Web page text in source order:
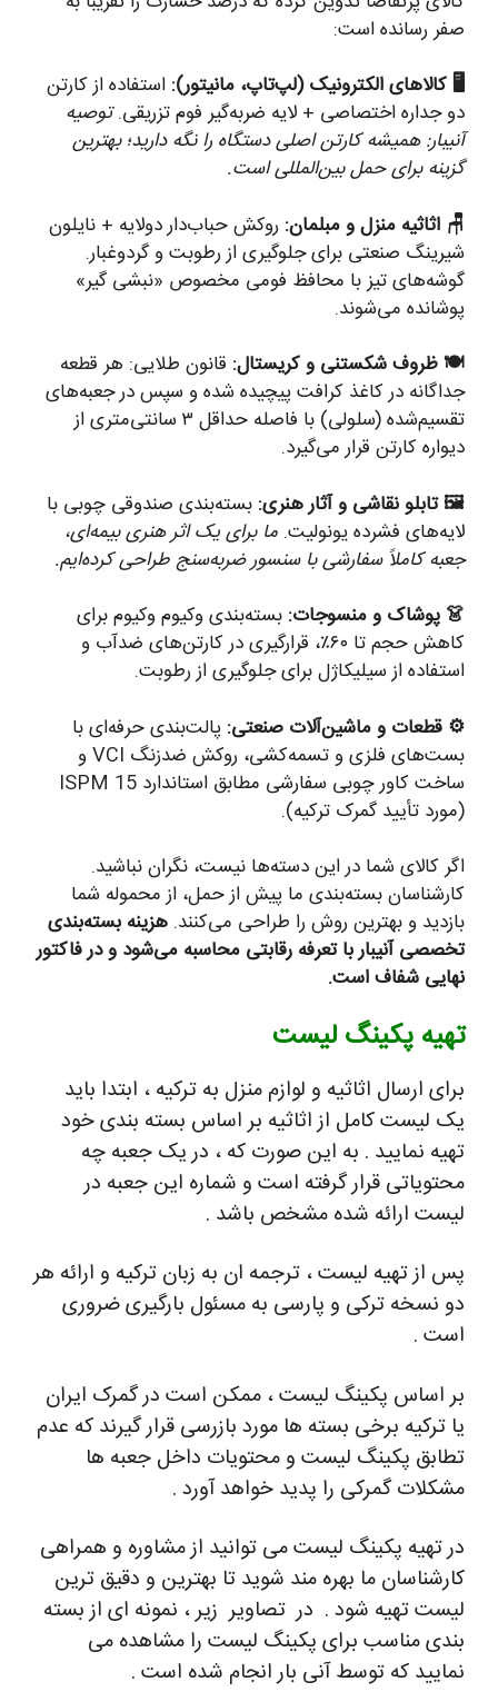
صفر رسانده است:
🖥️ کالاهای الکترونیک (لپ‌تاپ، مانیتور): استفاده از کارتن
دو جداره اختصاصی + لایه ضربه‌گیر فوم تزریقی.توصیه
آنیبار: همیشه کارتن اصلی دستگاه را نگه دارید؛ بهترین
گزینه برای حمل بین‌المللی است.
🪑 اثاثیه منزل و مبلمان: روکش حباب‌دار دولایه + نایلون
شیرینگ صنعتی برای جلوگیری از رطوبت و گردوغبار.
گوشه‌های تیز با محافظ فومی مخصوص «نبشی گیر»
پوشانده می‌شوند.
🍽️ ظروف شکستنی و کریستال: قانون طلایی: هر قطعه
جداگانه در کاغذ کرافت پیچیده شده و سپس در جعبه‌های
تقسیم‌شده (سلولی) با فاصله حداقل ۳ سانتی‌متری از
دیواره کارتن قرار می‌گیرد.
🖼️ تابلو نقاشی و آثار هنری: بسته‌بندی صندوقی چوبی با
لایه‌های فشرده یونولیت. ما برای یک اثر هنری بیمه‌ای،
جعبه کاملاً سفارشی با سنسور ضربه‌سنج طراحی کرده‌ایم.
👗 پوشاک و منسوجات: بسته‌بندی وکیوم وکیوم برای
کاهش حجم تا ۶۰٪، قرارگیری در کارتن‌های ضدآب و
استفاده از سیلیکاژل برای جلوگیری از رطوبت.
⚙️ قطعات و ماشین‌آلات صنعتی: پالت‌بندی حرفه‌ای با
بست‌های فلزی و تسمه‌کشی، روکش ضدزنگ VCI و
ساخت کاور چوبی سفارشی مطابق استاندارد ISPM 15
(مورد تأیید گمرک ترکیه).
اگر کالای شما در این دسته‌ها نیست، نگران نباشید.
کارشناسان بسته‌بندی ما پیش از حمل، از محموله شما
بازدید و بهترین روش را طراحی می‌کنند. هزینه بسته‌بندی
تخصصی آنیبار با تعرفه رقابتی محاسبه می‌شود و در فاکتور
نهایی شفاف است.
تهیه پکینگ لیست
برای ارسال اثاثیه و لوازم منزل به ترکیه ، ابتدا باید
یک لیست کامل از اثاثیه بر اساس بسته بندی خود
تهیه نمایید . به این صورت که ، در یک جعبه چه
محتویاتی قرار گرفته است و شماره این جعبه در
لیست ارائه شده مشخص باشد .
پس از تهیه لیست ، ترجمه ان به زبان ترکیه و ارائه هر
دو نسخه ترکی و پارسی به مسئول بارگیری ضروری
است .
بر اساس پکینگ لیست ، ممکن است در گمرک ایران
یا ترکیه برخی بسته ها مورد بازرسی قرار گیرند که عدم
تطابق پکینگ لیست و محتویات داخل جعبه ها
مشکلات گمرکی را پدید خواهد آورد .
در تهیه پکینگ لیست می توانید از مشاوره و همراهی
کارشناسان ما بهره مند شوید تا بهترین و دقیق ترین
لیست تهیه شود . در تصاویر زیر ، نمونه ای از بسته
بندی مناسب برای پکینگ لیست را مشاهده می
نمایید که توسط آنی بار انجام شده است .